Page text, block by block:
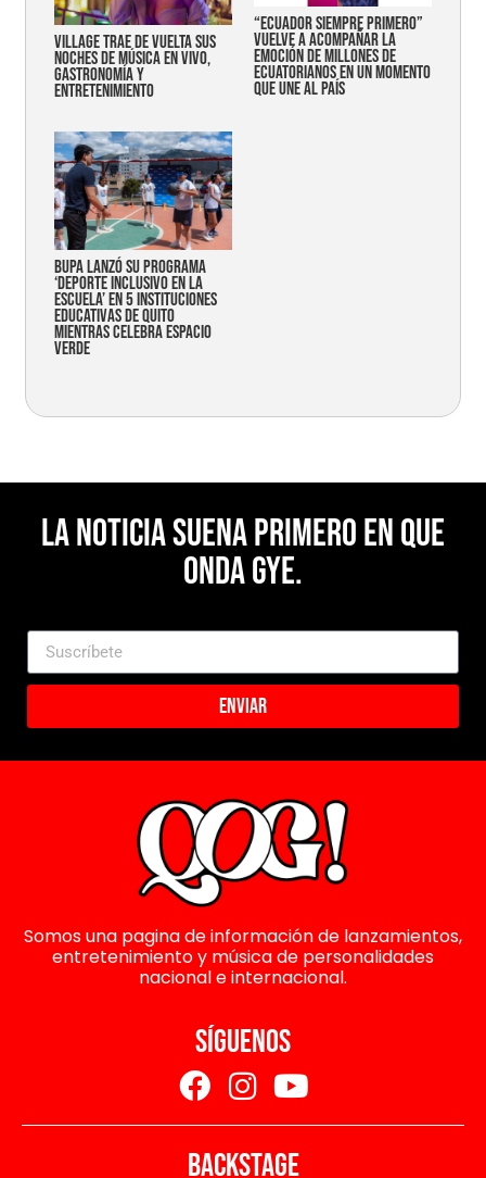
Village trae de vuelta sus
noches de música en vivo,
gastronomía y
entretenimiento
“Ecuador siempre primero”
vuelve a acompañar la
emoción de millones de
ecuatorianos en un momento
que une al país
Bupa lanzó su programa
‘Deporte Inclusivo en la
Escuela’ en 5 instituciones
educativas de Quito
mientras celebra espacio
verde
La noticia suena primero en Que
Onda Gye.
Enviar
Somos una pagina de información de lanzamientos,
entretenimiento y música de personalidades
nacional e internacional.
SÍGUENOS
BACKSTAGE